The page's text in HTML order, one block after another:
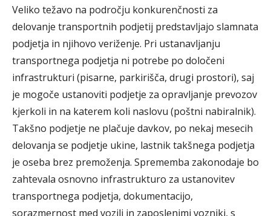
Veliko težavo na področju konkurenčnosti za
delovanje transportnih podjetij predstavljajo slamnata
podjetja in njihovo veriženje. Pri ustanavljanju
transportnega podjetja ni potrebe po določeni
infrastrukturi (pisarne, parkirišča, drugi prostori), saj
je mogoče ustanoviti podjetje za opravljanje prevozov
kjerkoli in na katerem koli naslovu (poštni nabiralnik).
Takšno podjetje ne plačuje davkov, po nekaj mesecih
delovanja se podjetje ukine, lastnik takšnega podjetja
je oseba brez premoženja. Sprememba zakonodaje bo
zahtevala osnovno infrastrukturo za ustanovitev
transportnega podjetja, dokumentacijo,
sorazmernost med vozili in zaposlenimi vozniki, s